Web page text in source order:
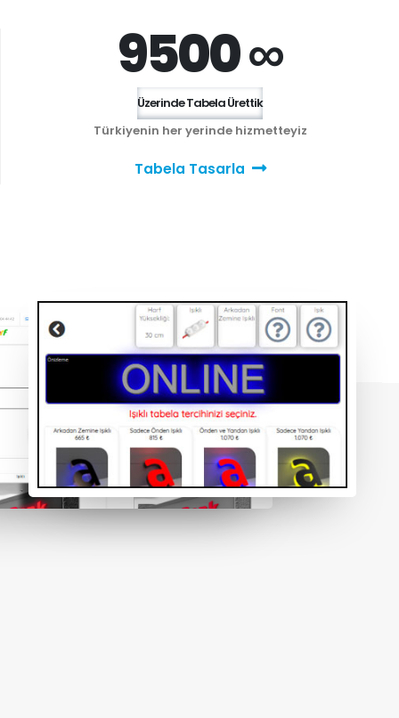
9500 ∞
Üzerinde Tabela Ürettik
Türkiyenin her yerinde hizmetteyiz
Tabela Tasarla